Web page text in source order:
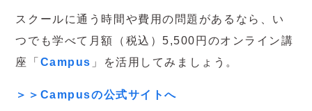
スクールに通う時間や費用の問題があるなら、い
つでも学べて月額（税込）5,500円のオンライン講
座「 Campus 」を活用してみましょう。
＞＞Campusの公式サイトへ